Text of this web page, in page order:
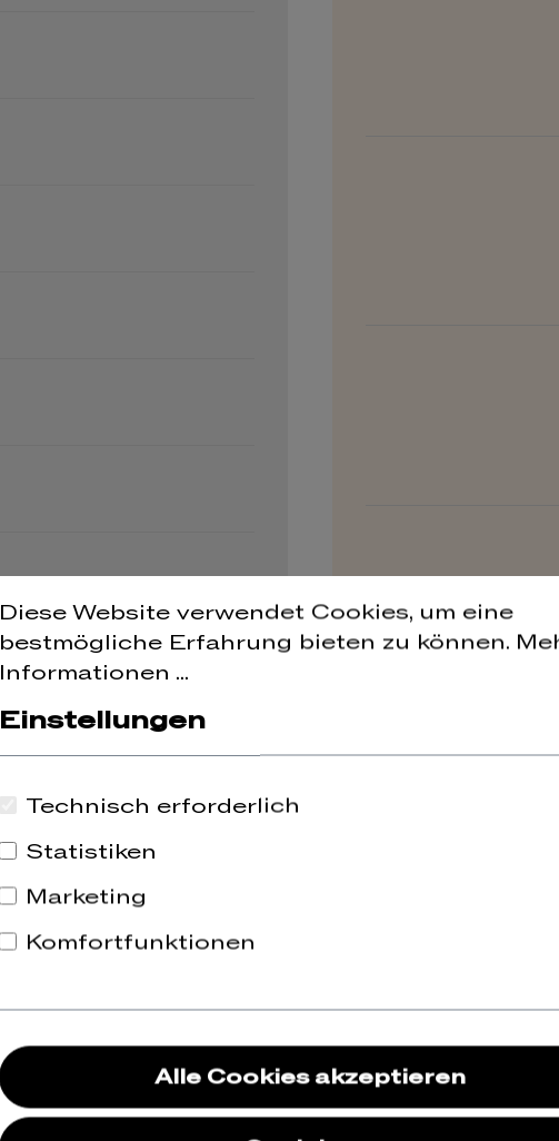
Diese Website verwendet Cookies, um eine
bestmögliche Erfahrung bieten zu können.
Informationen ...
Einstellungen
Technisch erforderlich
Statistiken
Marketing
Komfortfunktionen
Alle Cookies akzeptieren